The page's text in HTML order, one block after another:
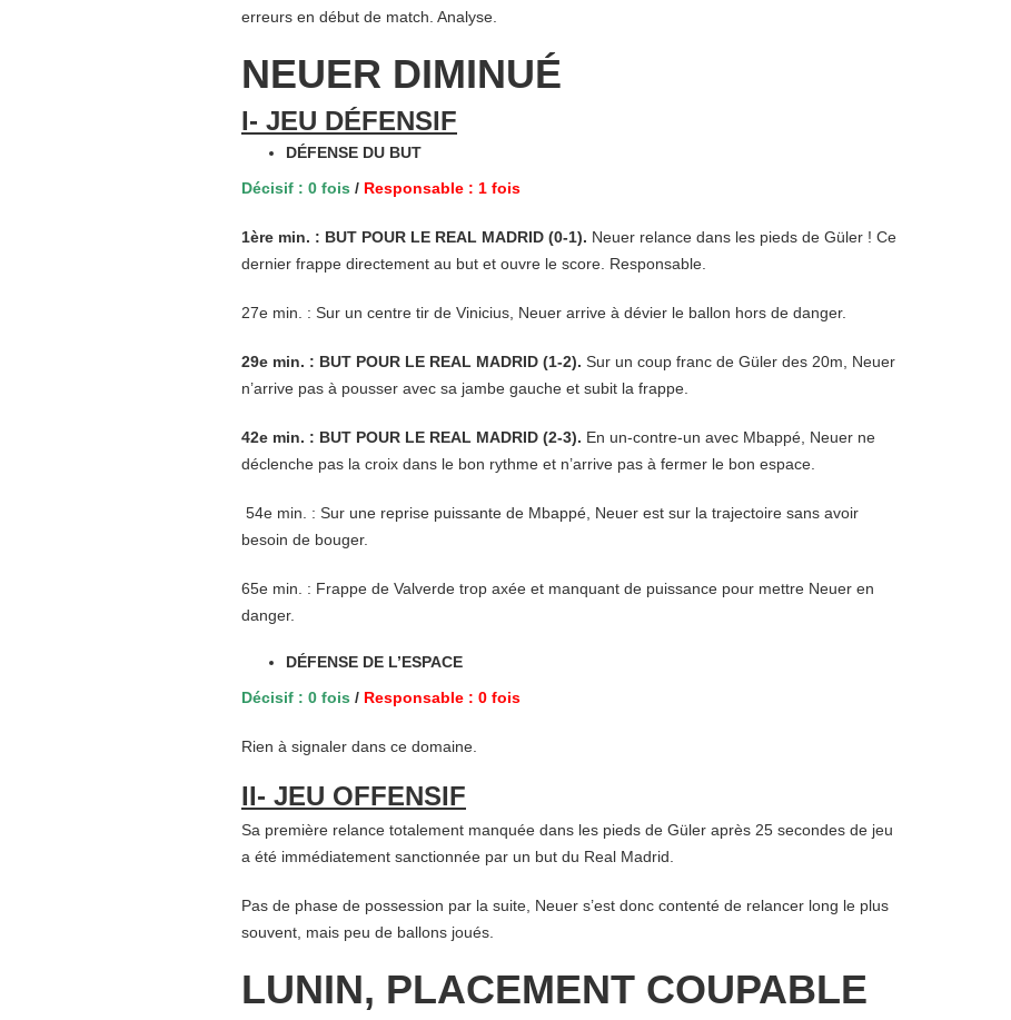
erreurs en début de match. Analyse.
NEUER DIMINUÉ
I- JEU DÉFENSIF
DÉFENSE DU BUT
Décisif : 0 fois / Responsable : 1 fois
1ère min. : BUT POUR LE REAL MADRID (0-1). Neuer relance dans les pieds de Güler ! Ce
dernier frappe directement au but et ouvre le score. Responsable.
27e min. : Sur un centre tir de Vinicius, Neuer arrive à dévier le ballon hors de danger.
29e min. : BUT POUR LE REAL MADRID (1-2). Sur un coup franc de Güler des 20m, Neuer
n’arrive pas à pousser avec sa jambe gauche et subit la frappe.
42e min. : BUT POUR LE REAL MADRID (2-3). En un-contre-un avec Mbappé, Neuer ne
déclenche pas la croix dans le bon rythme et n’arrive pas à fermer le bon espace.
54e min. : Sur une reprise puissante de Mbappé, Neuer est sur la trajectoire sans avoir
besoin de bouger.
65e min. : Frappe de Valverde trop axée et manquant de puissance pour mettre Neuer en
danger.
DÉFENSE DE L’ESPACE
Décisif : 0 fois / Responsable : 0 fois
Rien à signaler dans ce domaine.
II- JEU OFFENSIF
Sa première relance totalement manquée dans les pieds de Güler après 25 secondes de jeu
a été immédiatement sanctionnée par un but du Real Madrid.
Pas de phase de possession par la suite, Neuer s’est donc contenté de relancer long le plus
souvent, mais peu de ballons joués.
LUNIN, PLACEMENT COUPABLE